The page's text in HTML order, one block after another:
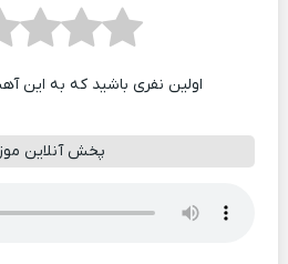
اولین نفری باشید که به این
پخش آنلاین